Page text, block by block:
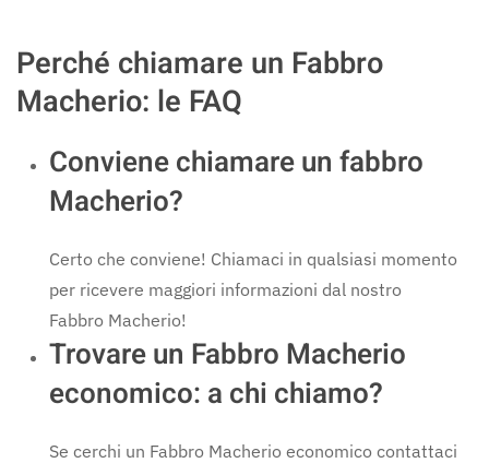
Perché chiamare un Fabbro
Macherio: le FAQ
Conviene chiamare un fabbro
Macherio?
Certo che conviene! Chiamaci in qualsiasi momento
per ricevere maggiori informazioni dal nostro
Fabbro Macherio!
Trovare un Fabbro Macherio
economico: a chi chiamo?
Se cerchi un Fabbro Macherio economico contattaci